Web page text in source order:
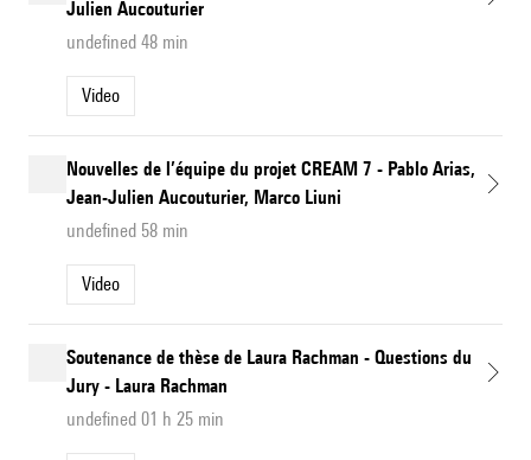
Julien Aucouturier
undefined 48 min
Video
Nouvelles de l’équipe du projet CREAM 7 - Pablo Arias,
Jean-Julien Aucouturier, Marco Liuni
undefined 58 min
Video
Soutenance de thèse de Laura Rachman - Questions du
Jury - Laura Rachman
undefined 01 h 25 min